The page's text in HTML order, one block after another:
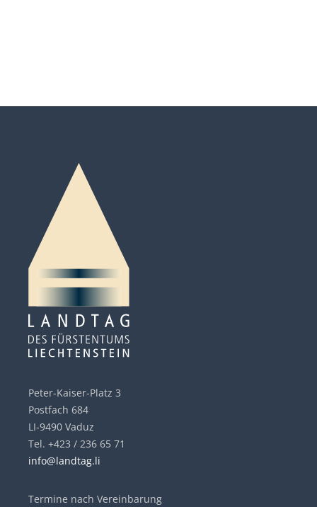
Peter-Kaiser-Platz 3
Postfach 684
LI-9490 Vaduz
Tel. +423 / 236 65 71
info@landtag.li
Termine nach Vereinbarung